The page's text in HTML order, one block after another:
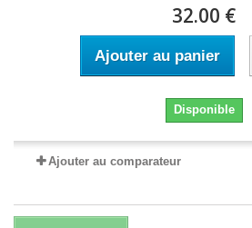
32.00 €
Ajouter au panier
Disponible
Ajouter au comparateur